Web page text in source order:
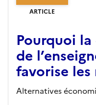
ARTICLE
Pourquoi
de
favorise les
Alternatives